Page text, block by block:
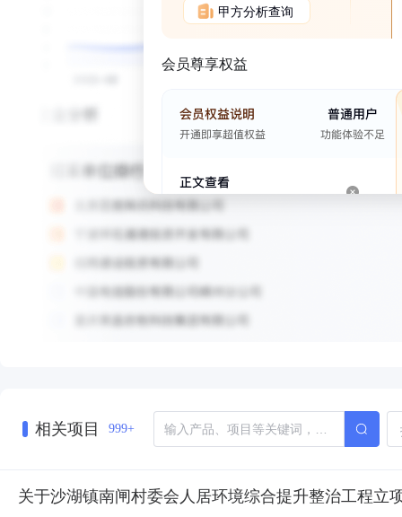
甲方分析查询
会员尊享权益
相关项目 999+
关于沙湖镇南闸村委会人居环境综合提升整治工程立